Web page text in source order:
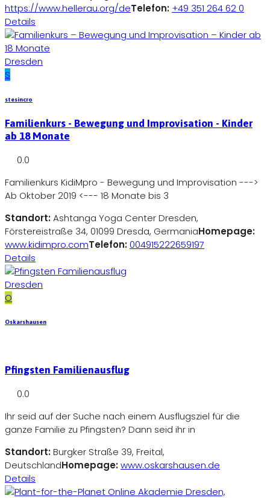
https://www.hellerau.org/deTelefon: +49 351 264 62 0
Details
Dresden
S
stesincro
Familienkurs - Bewegung und Improvisation - Kinder
ab 18 Monate
0.0
Familienkurs KidiMpro - Bewegung und Improvisation --->
Ab Oktober 2019 <--- 18 Monate bis 3
Standort:Ashtanga Yoga Center Dresden,
Förstereistraße 34, 01099 Dresda, GermaniaHomepage:
www.kidimpro.comTelefon:004915222659197
Details
Dresden
O
Oskarshausen
Pfingsten Familienausflug
0.0
Ihr seid auf der Suche nach einem Ausflugsziel für die
ganze Familie zu Pfingsten? Dann seid ihr in
Standort:Burgker Straße 39, Freital,
DeutschlandHomepage:www.oskarshausen.de
Details